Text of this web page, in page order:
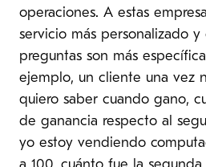
operaciones. A estas
servicio más personalizado y
preguntas son más
ejemplo, un cliente una vez
quiero saber cuando gano,
de ganancia respecto al
yo estoy vendiendo